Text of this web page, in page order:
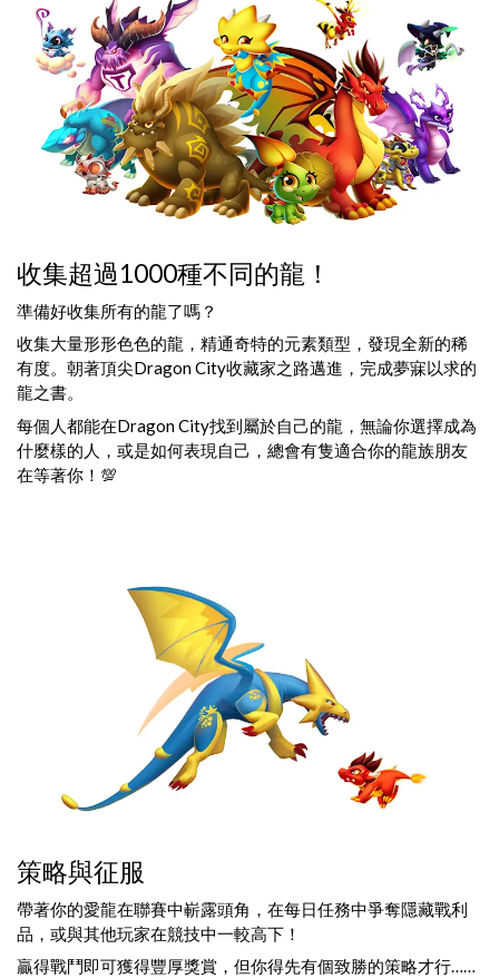
收集超過1000種不同的龍！
準備好收集所有的龍了嗎？
收集大量形形色色的龍，精通奇特的元素類型，發現全新的稀
有度。朝著頂尖Dragon City收藏家之路邁進，完成夢寐以求的
龍之書。
每個人都能在Dragon City找到屬於自己的龍，無論你選擇成為
什麼樣的人，或是如何表現自己，總會有隻適合你的龍族朋友
在等著你！💯
策略與征服
帶著你的愛龍在聯賽中嶄露頭角，在每日任務中爭奪隱藏戰利
品，或與其他玩家在競技中一較高下！
贏得戰鬥即可獲得豐厚獎賞，但你得先有個致勝的策略才行……